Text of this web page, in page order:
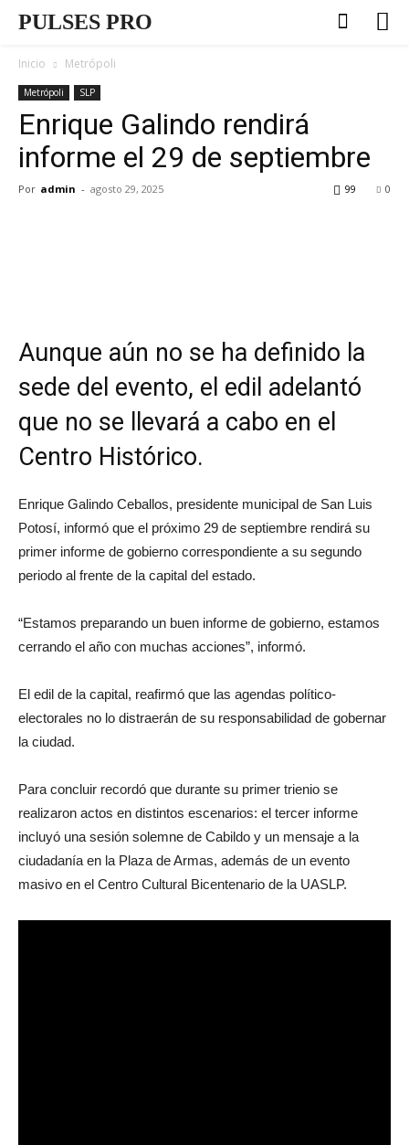
PULSES PRO
Inicio Metrópoli
Metrópoli SLP
Enrique Galindo rendirá
informe el 29 de septiembre
Por admin - agosto 29, 2025 0
99
Aunque aún no se ha definido la
sede del evento, el edil adelantó
que no se llevará a cabo en el
Centro Histórico.
Enrique Galindo Ceballos, presidente municipal de San Luis
Potosí, informó que el próximo 29 de septiembre rendirá su
primer informe de gobierno correspondiente a su segundo
periodo al frente de la capital del estado.
“Estamos preparando un buen informe de gobierno, estamos
cerrando el año con muchas acciones”, informó.
El edil de la capital, reafirmó que las agendas político-
electorales no lo distraerán de su responsabilidad de gobernar
la ciudad.
Para concluir recordó que durante su primer trienio se
realizaron actos en distintos escenarios: el tercer informe
incluyó una sesión solemne de Cabildo y un mensaje a la
ciudadanía en la Plaza de Armas, además de un evento
masivo en el Centro Cultural Bicentenario de la UASLP.